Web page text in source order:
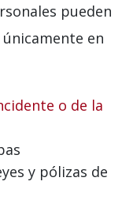
pueden
en
o de la
y pólizas de